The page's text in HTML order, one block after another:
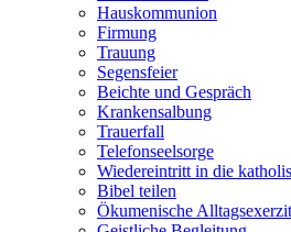
Hauskommunion
Firmung
Trauung
Segensfeier
Beichte und Gespräch
Krankensalbung
Trauerfall
Telefonseelsorge
Wiedereintritt in die
Bibel teilen
Ökumenische